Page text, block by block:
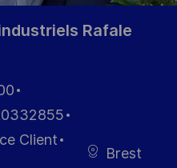
Rafale
Client
Brest